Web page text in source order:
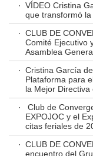
· VÍDEO Cristina
que transformó
· CLUB DE
Comité Ejecutivo
Asamblea
· Cristina García
Plataforma para
la Mejor
·
Club de
EXPOJOC y el
citas feriales de
· CLUB DE
encuentro del